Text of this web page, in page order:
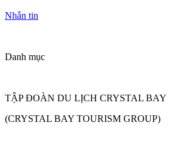
Nhắn tin
Danh mục
TẬP ĐOÀN DU LỊCH CRYSTAL BAY
(CRYSTAL BAY TOURISM GROUP)